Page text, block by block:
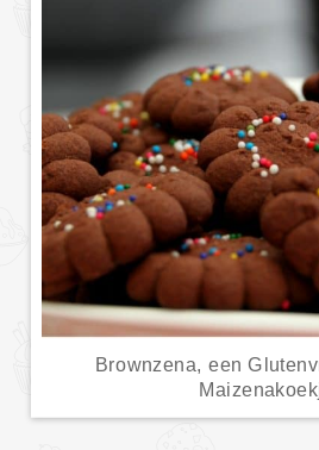
Brownzena, een